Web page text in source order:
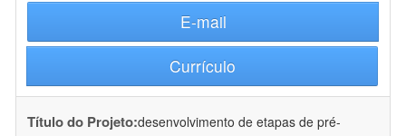
E-mail
Currículo
Título do Projeto:desenvolvimento de etapas de pré-